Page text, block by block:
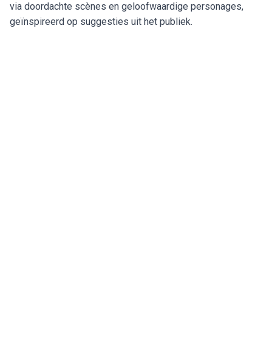
via doordachte scènes en geloofwaardige personages,
geïnspireerd op suggesties uit het publiek.